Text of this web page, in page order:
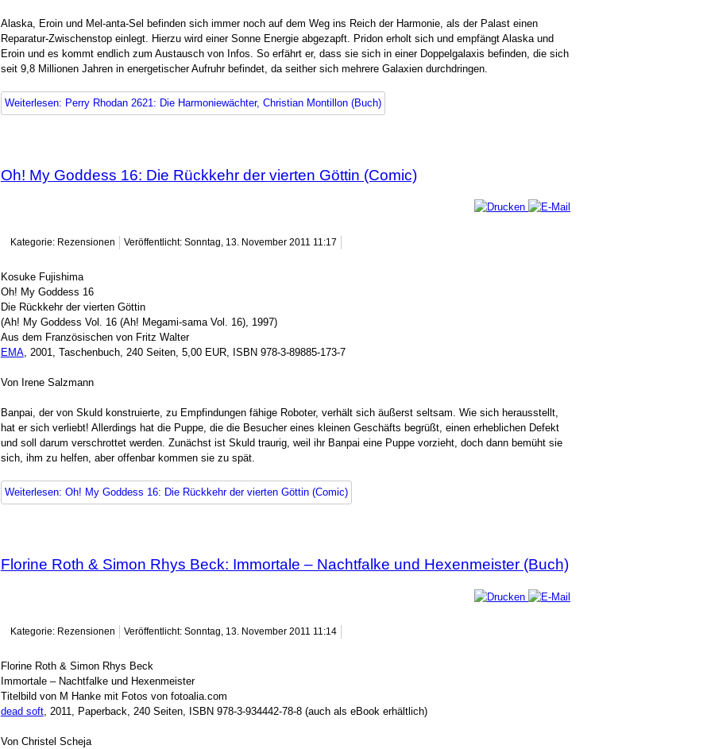
Alaska, Eroin und Mel-anta-Sel befinden sich immer noch auf dem Weg ins Reich der Harmonie, als der Palast einen
Reparatur-Zwischenstop einlegt. Hierzu wird einer Sonne Energie abgezapft. Pridon erholt sich und empfängt Alaska und
Eroin und es kommt endlich zum Austausch von Infos. So erfährt er, dass sie sich in einer Doppelgalaxis befinden, die sich
seit 9,8 Millionen Jahren in energetischer Aufruhr befindet, da seither sich mehrere Galaxien durchdringen.
Weiterlesen: Perry Rhodan 2621: Die Harmoniewächter, Christian Montillon (Buch)
Oh! My Goddess 16: Die Rückkehr der vierten Göttin (Comic)
Kategorie: Rezensionen Veröffentlicht: Sonntag, 13. November 2011 11:17
Kosuke Fujishima
Oh! My Goddess 16
Die Rückkehr der vierten Göttin
(Ah! My Goddess Vol. 16 (Ah! Megami-sama Vol. 16), 1997)
Aus dem Französischen von Fritz Walter
EMA, 2001, Taschenbuch, 240 Seiten, 5,00 EUR, ISBN 978-3-89885-173-7
Von Irene Salzmann
Banpai, der von Skuld konstruierte, zu Empfindungen fähige Roboter, verhält sich äußerst seltsam. Wie sich herausstellt,
hat er sich verliebt! Allerdings hat die Puppe, die die Besucher eines kleinen Geschäfts begrüßt, einen erheblichen Defekt
und soll darum verschrottet werden. Zunächst ist Skuld traurig, weil ihr Banpai eine Puppe vorzieht, doch dann bemüht sie
sich, ihm zu helfen, aber offenbar kommen sie zu spät.
Weiterlesen: Oh! My Goddess 16: Die Rückkehr der vierten Göttin (Comic)
Florine Roth & Simon Rhys Beck: Immortale – Nachtfalke und Hexenmeister (Buch)
Kategorie: Rezensionen Veröffentlicht: Sonntag, 13. November 2011 11:14
Florine Roth & Simon Rhys Beck
Immortale – Nachtfalke und Hexenmeister
Titelbild von M Hanke mit Fotos von fotoalia.com
dead soft, 2011, Paperback, 240 Seiten, ISBN 978-3-934442-78-8 (auch als eBook erhältlich)
Von Christel Scheja